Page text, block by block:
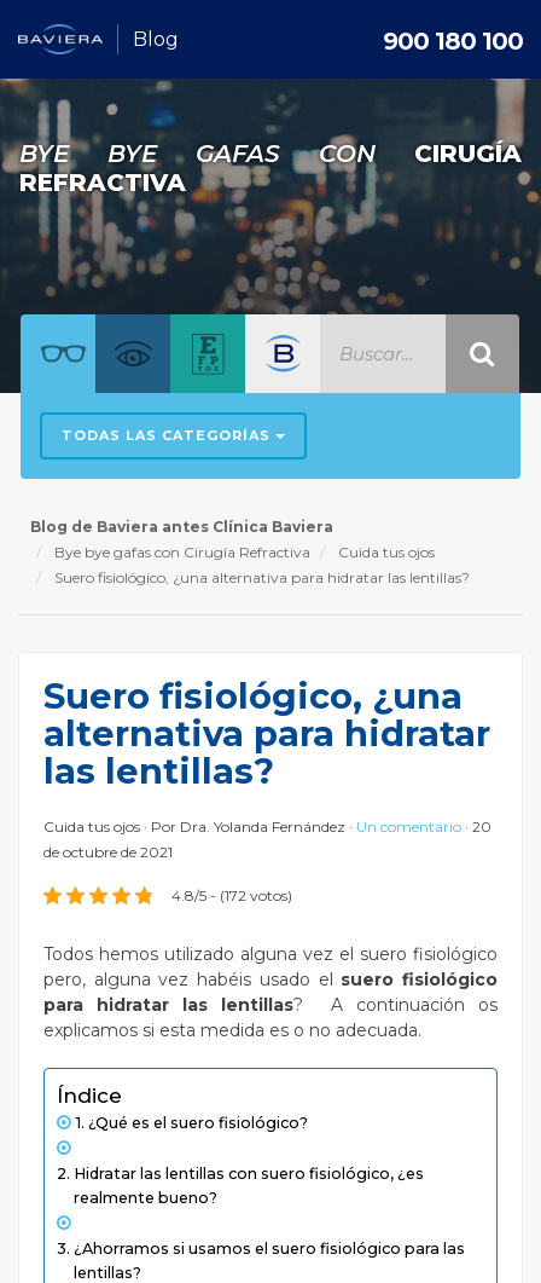
Blog 900 180 100
BYE BYE GAFAS CON CIRUGÍA
REFRACTIVA
TODAS LAS CATEGORÍAS
Blog de Baviera antes Clínica Baviera
Bye bye gafas con Cirugía Refractiva
Cuida tus ojos
Suero fisiológico, ¿una alternativa para hidratar las lentillas?
Suero fisiológico, ¿una
alternativa para hidratar
las lentillas?
Cuida tus ojos Por Dra. Yolanda Fernández Un comentario 20
de octubre de 2021
4.8/5 - (172 votos)
Todos hemos utilizado alguna vez el suero fisiológico
pero, alguna vez habéis usado el suero fisiológico
para hidratar las lentillas? A continuación os
explicamos si esta medida es o no adecuada.
Índice
¿Qué es el suero fisiológico?
Hidratar las lentillas con suero fisiológico, ¿es
realmente bueno?
¿Ahorramos si usamos el suero fisiológico para las
lentillas?